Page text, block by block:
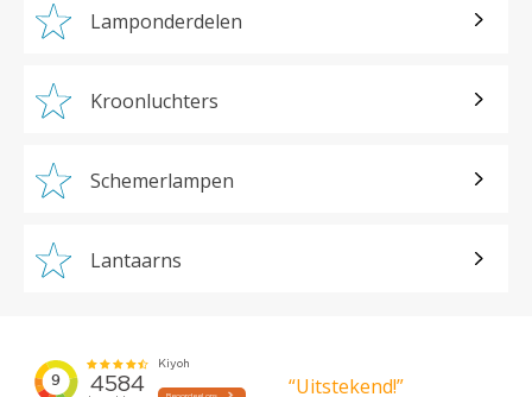
Lamponderdelen
Kroonluchters
Schemerlampen
Lantaarns
“Uitstekend!”